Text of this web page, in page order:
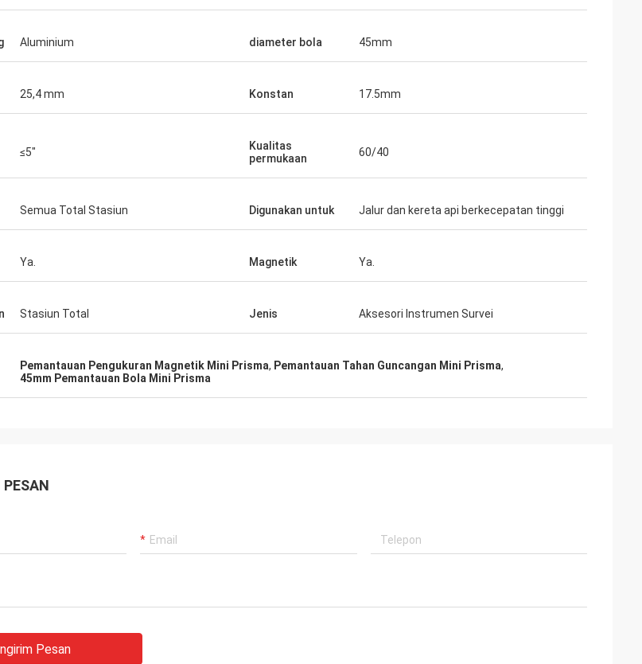
Aluminium diameter bola 45mm
25,4 mm Konstan 17.5mm
≤5"
Kualitas
permukaan
60/40
Semua Total Stasiun Digunakan untuk Jalur dan kereta api berkecepatan tinggi
Ya. Magnetik Ya.
Stasiun Total Jenis Aksesori Instrumen Survei
Pemantauan Pengukuran Magnetik Mini Prisma, Pemantauan Tahan Guncangan Mini Prisma,
45mm Pemantauan Bola Mini Prisma
Pesan